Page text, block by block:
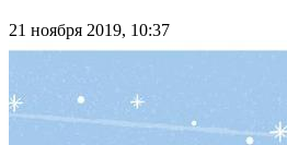
21 ноября 2019, 10:37